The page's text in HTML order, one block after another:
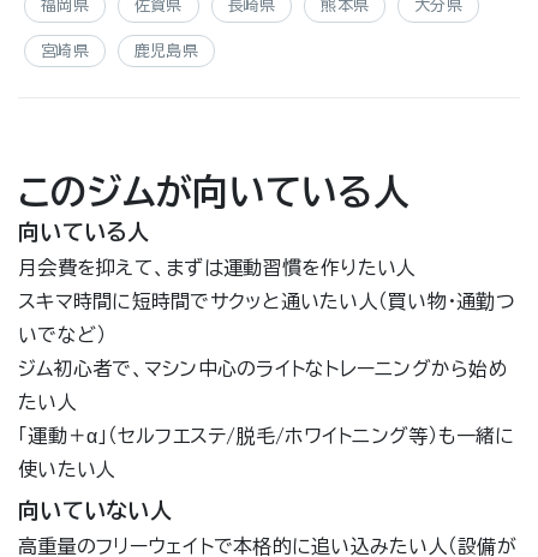
福岡県 佐賀県 長崎県 熊本県 大分県
宮崎県 鹿児島県
このジムが向いている人
向いている人
月会費を抑えて、まずは運動習慣を作りたい人
スキマ時間に短時間でサクッと通いたい人（買い物・通勤つ
いでなど）
ジム初心者で、マシン中心のライトなトレーニングから始め
たい人
「運動＋α」（セルフエステ/脱毛/ホワイトニング等）も一緒に
使いたい人
向いていない人
高重量のフリーウェイトで本格的に追い込みたい人（設備が